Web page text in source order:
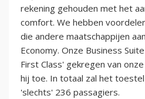
rekening gehouden met het
comfort. We hebben
die andere maatschappijen
Economy. Onze Business
First Class' gekregen van
hij toe. In totaal zal het
'slechts' 236 passagiers.